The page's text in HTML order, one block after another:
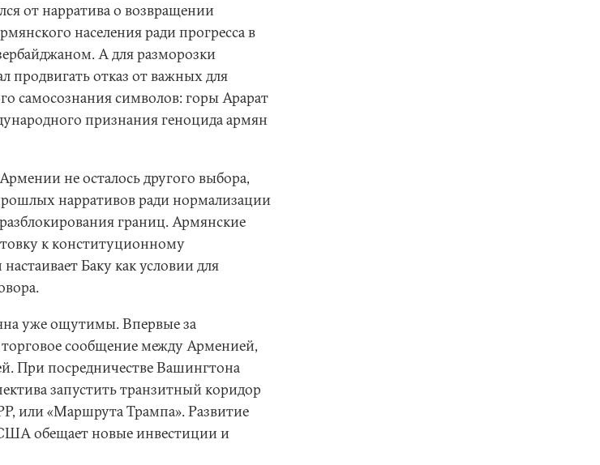
от нарратива о возвращении
населения ради прогресса в
А для разморозки
продвигать отказ от важных для
самосознания символов: горы Арарат
признания геноцида армян
не осталось другого выбора,
нарративов ради нормализации
границ. Армянские
к конституционному
Баку как условии для
уже ощутимы. Впервые за
торговое сообщение между Арменией,
При посредничестве Вашингтона
запустить транзитный коридор
или «Маршрута Трампа». Развитие
обещает новые инвестиции и